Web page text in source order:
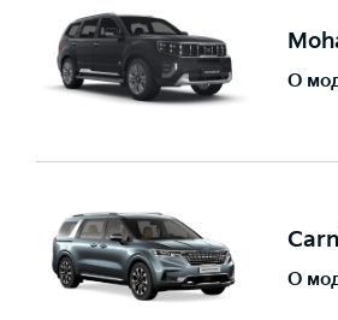
О
О